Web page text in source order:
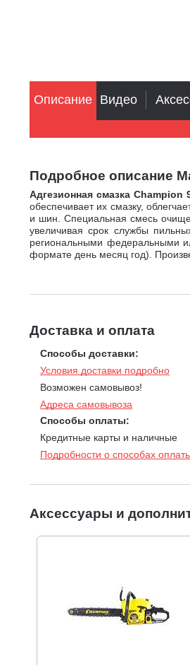
Подробное описание
Адгезионная смазка
обеспечивает их смазку,
и шин. Специальная смесь
увеличивая срок службы
региональными федеральными
формате день месяц год).
Доставка и оплата
Способы доставки:
Условия доставки подробно
Возможен самовывоз!
Адреса самовывоза
Способы оплаты:
Кредитные карты и наличные
Подробности о способах
Аксессуары и
Описание Видео